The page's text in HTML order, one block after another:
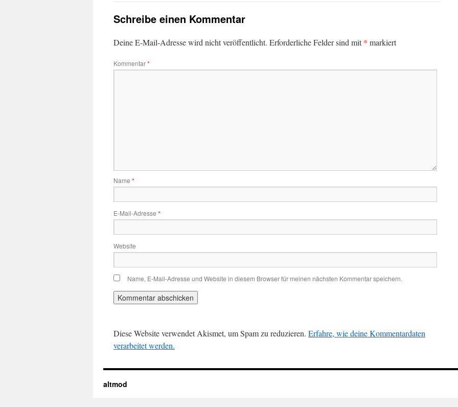
Schreibe einen Kommentar
Deine E-Mail-Adresse wird nicht veröffentlicht. Erforderliche Felder sind mit* markiert
Kommentar*
Name *
E-Mail-Adresse *
Website
Name, E-Mail-Adresse und Website in diesem Browser für meinen nächsten Kommentar speichern.
Diese Website verwendet Akismet, um Spam zu reduzieren. Erfahre, wie deine Kommentardaten
verarbeitet werden.
altmod